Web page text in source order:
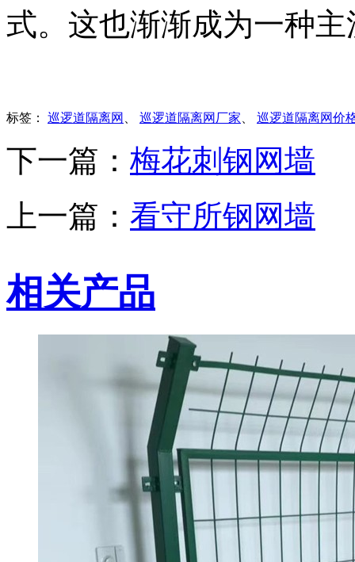
式。这也渐渐成为一种
标签： 巡逻道隔离网 、 巡逻道隔离网厂家、 巡逻道隔离网价
下一篇： 梅花刺钢网墙
上一篇： 看守所钢网墙
相关产品